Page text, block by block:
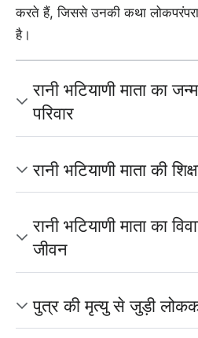
करते हैं, जिससे उनकी कथा लोकपरंपरा
है।
रानी भटियाणी माता का
परिवार
रानी भटियाणी माता की
रानी भटियाणी माता का
जीवन
पुत्र की मृत्यु से जुड़ी